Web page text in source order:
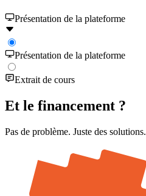
Présentation de la plateforme
Présentation de la plateforme
Extrait de cours
Et le financement ?
Pas de problème. Juste des solutions.